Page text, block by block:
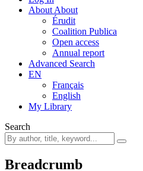
About About
Érudit
Coalition Publica
Open access
Annual report
Advanced Search
EN
Français
English
My Library
Search
Breadcrumb